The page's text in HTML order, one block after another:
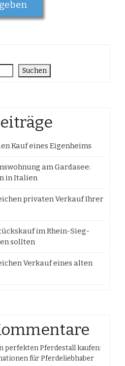
Suchen
Kauf eines Eigenheims
am Gardasee:
in Italien
privaten Verkauf Ihrer
im Rhein-Sieg-
sollten
Verkauf eines alten
perfekten Pferdestall kaufen:
für Pferdeliebhaber